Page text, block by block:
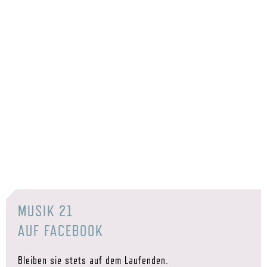
MUSIK 21
AUF FACEBOOK
Bleiben sie stets auf dem Laufenden.